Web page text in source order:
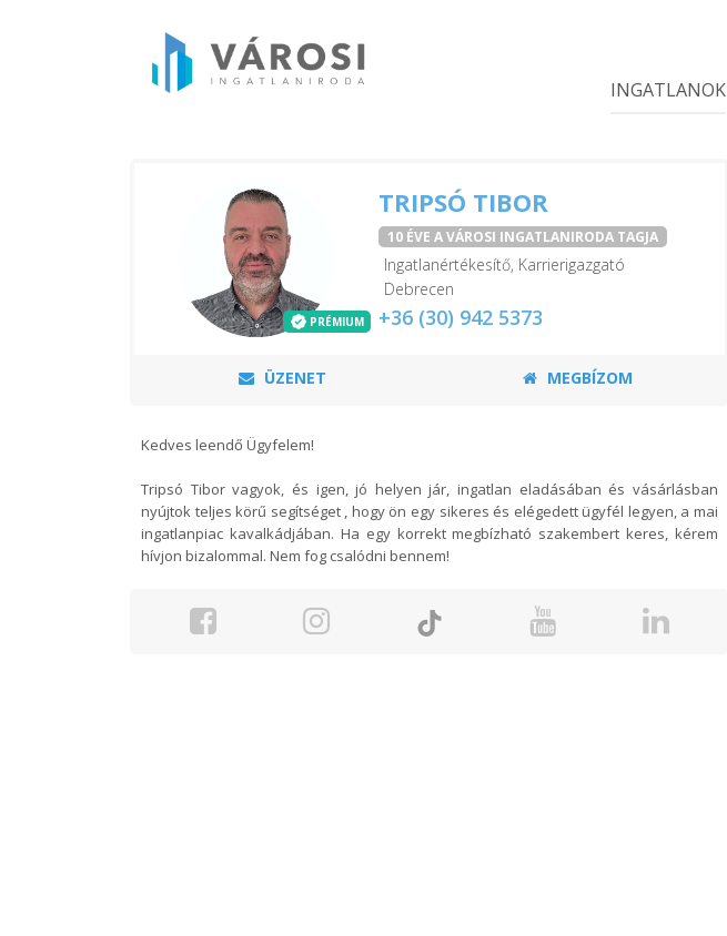
INGATLANOK
PRÉMIUM
TRIPSÓ TIBOR
10 ÉVE A VÁROSI INGATLANIRODA TAGJA
Ingatlanértékesítő, Karrierigazgató
Debrecen
+36 (30) 942 5373
ÜZENET MEGBÍZOM
Kedves leendő Ügyfelem!
Tripsó Tibor vagyok, és igen, jó helyen jár, ingatlan eladásában és vásárlásban
nyújtok teljes körű segítséget , hogy ön egy sikeres és elégedett ügyfél legyen, a mai
ingatlanpiac kavalkádjában. Ha egy korrekt megbízható szakembert keres, kérem
hívjon bizalommal. Nem fog csalódni bennem!